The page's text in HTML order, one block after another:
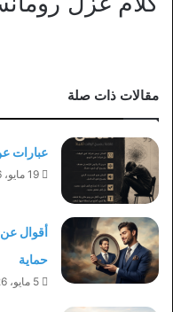
مقالات ذات صلة
عبارات
19 مايو، 2026
أقوال
حماية
5 مايو، 2026